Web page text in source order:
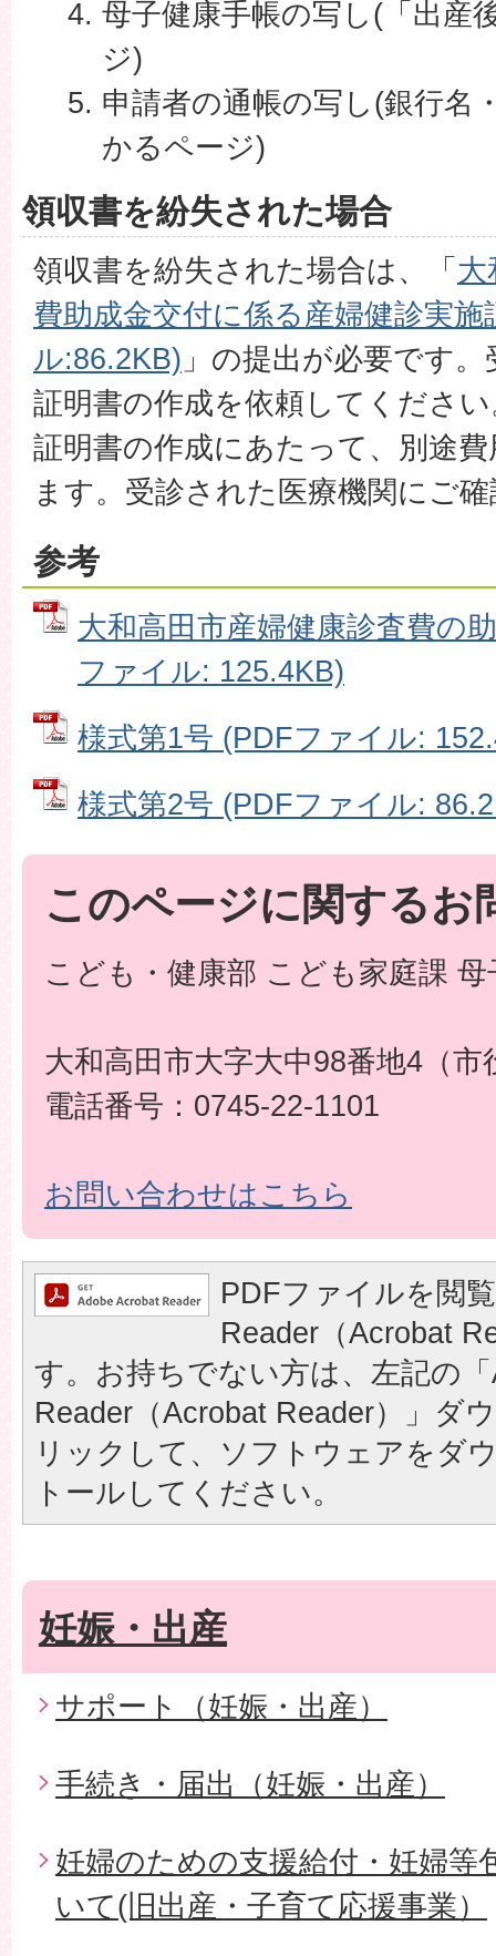
母子健康手帳の写し(「出産
ジ)
申請者の通帳の写し(銀行名
かるページ)
領収書を紛失された場合
領収書を紛失された場合は、「 大
費助成金交付に係る産婦健診実
ル:86.2KB) 」の提出が必要です
証明書の作成を依頼してくださ
証明書の作成にあたって、別途
ます。受診された医療機関にご
参考
大和高田市産婦健康診査費の
ファイル: 125.4KB)
様式第1号 (PDFファイル:
様式第2号 (PDFファイル:
このページに関するお
こども・健康部 こども家庭課 母
大和高田市大字大中98番地4（市
電話番号：0745-22-1101
お問い合わせはこちら
PDFファイルを閲
Reader（Acrobat
す。お持ちでない方は、左記の
Reader（Acrobat Reader）」ダ
リックして、ソフトウェアをダ
トールしてください。
妊娠・出産
サポート（妊娠・出産）
手続き・届出（妊娠・出産）
妊婦のための支援給付・妊婦等
いて(旧出産・子育て応援事業）